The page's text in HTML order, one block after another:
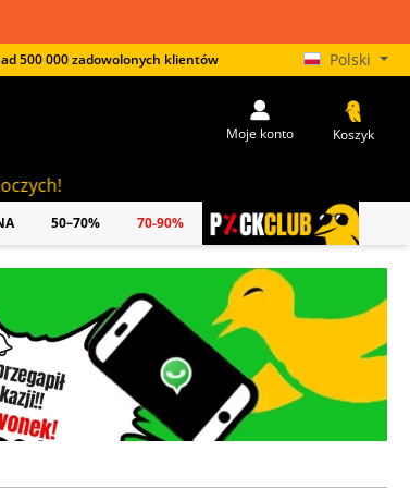
500 000 zadowolonych klientów Polski
Moje konto Koszyk
50–70% 70-90% PICKCLUB